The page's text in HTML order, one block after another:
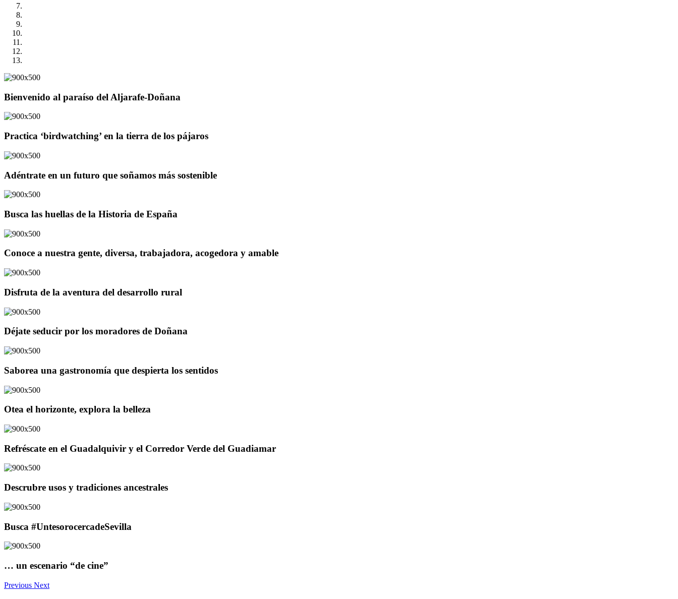
Bienvenido al paraíso del Aljarafe-Doñana
Practica ‘birdwatching’ en la tierra de los pájaros
Adéntrate en un futuro que soñamos más sostenible
Busca las huellas de la Historia de España
Conoce a nuestra gente, diversa, trabajadora, acogedora y amable
Disfruta de la aventura del desarrollo rural
Déjate seducir por los moradores de Doñana
Saborea una gastronomía que despierta los sentidos
Otea el horizonte, explora la belleza
Refréscate en el Guadalquivir y el Corredor Verde del Guadiamar
Descrubre usos y tradiciones ancestrales
Busca #UntesorocercadeSevilla
… un escenario “de cine”
Previous Next